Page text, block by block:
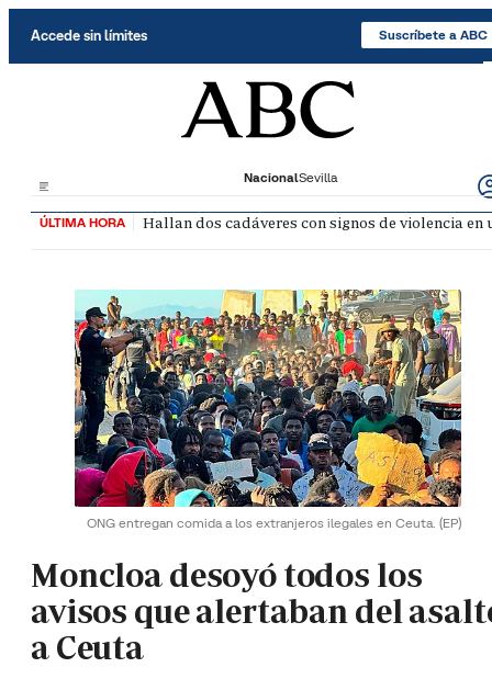
Accede sin límites Suscríbete a ABC
NacionalSevilla
ÚLTIMA HORA Hallan dos cadáveres con signos de violencia
ONG entregan comida a los extranjeros ilegales en Ceuta. (EP)
Moncloa desoyó todos los
avisos que alertaban del
a Ceuta